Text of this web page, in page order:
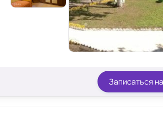
Записаться